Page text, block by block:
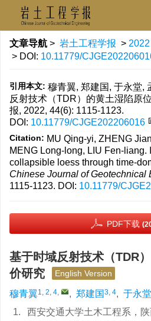
文章导航 > 岩土工程学报 > 2022
> DOI: 10.11779/
引用本文: 穆青翼, 郑建国, 于永堂,
反射技术（TDR）的黄土湿陷原
报, 2022, 44(6): 1115-1123.
DOI: 10.11779/CJGE202206016
Citation: MU Qing-yi, ZHENG
MENG Long-long, LIU Fen-liang.
collapsible loess through time-
Chinese Journal of Geotechnical
1115-1123. DOI: 10.11779/
PDF下载
基于时域反射技术（TDR
价研究
English Version
穆青翼1, 2, 4, , 郑建国3, 4, 于永堂
1.
西安交通大学土木工程系，